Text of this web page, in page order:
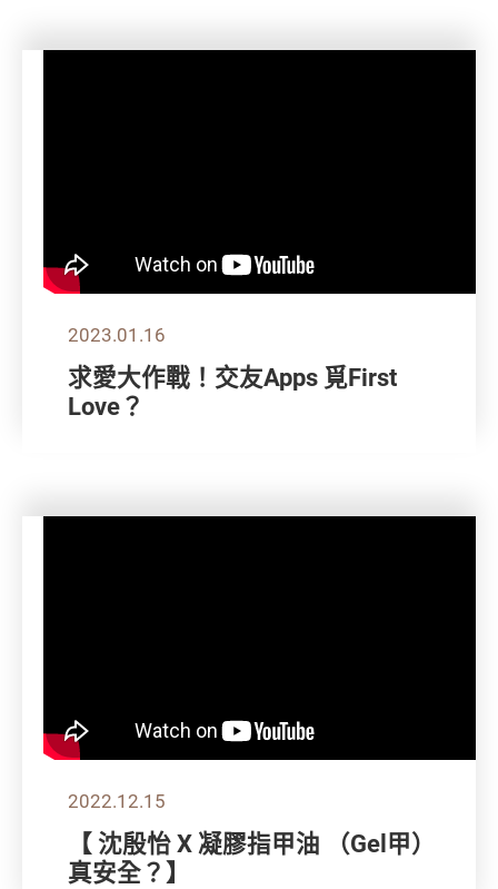
2023.01.16
求愛大作戰！交友Apps 覓First
Love？
2022.12.15
【 沈殷怡 X 凝膠指甲油 （Gel甲）
真安全？】